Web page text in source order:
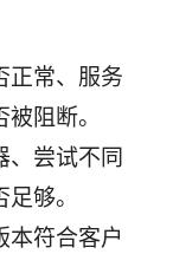
正常、服务
阻断。
、尝试不同
够。
本符合客户